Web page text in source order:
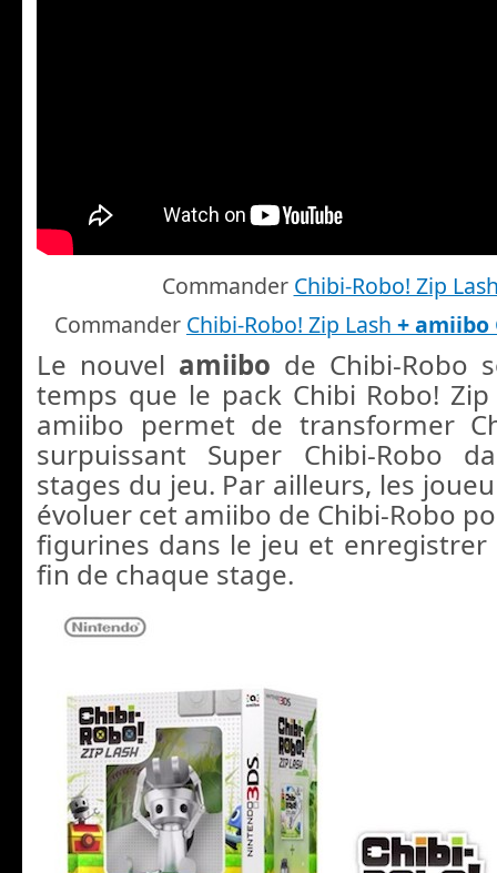
Commander Chibi-Robo! Zip
Commander Chibi-Robo! Zip Lash +amiibo
Le nouvel amiibo de Chibi-Robo
temps que le pack Chibi Robo!
amiibo permet de transformer
surpuissant Super Chibi-Robo
stages du jeu. Par ailleurs, les
évoluer cet amiibo de Chibi-Robo
figurines dans le jeu et enregistrer
fin de chaque stage.